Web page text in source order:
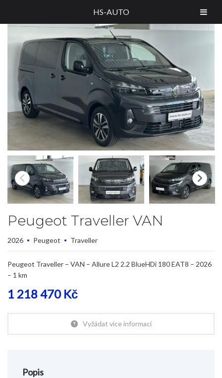
HS-AUTO
Peugeot Traveller VAN
2026 Peugeot Traveller
Peugeot Traveller – VAN – Allure L2 2.2 BlueHDi 180 EAT8 – 2026
– 1 km
1 218 470Kč
Vyžádat více informací
Popis